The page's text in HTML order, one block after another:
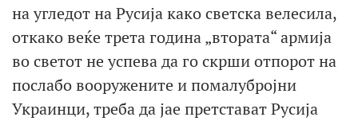
на угледот на Русија како светска велесила,
откако веќе трета година „втората“ армија
во светот не успева да го скрши отпорот на
послабо вооружените и помалубројни
Украинци, треба да јае претстават Русија